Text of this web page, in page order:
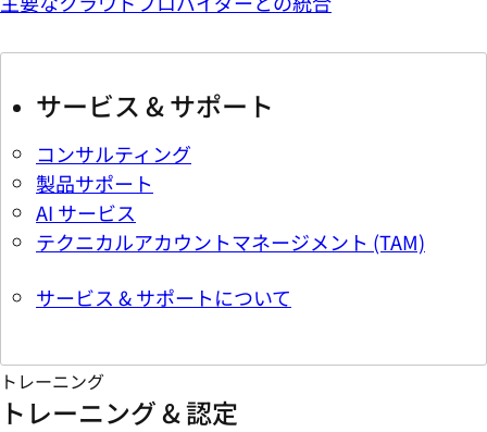
サービス & サポート
コンサルティング
製品サポート
AI サービス
テクニカルアカウントマネージメント (TAM)
サービス & サポートについて
トレーニング
トレーニング & 認定